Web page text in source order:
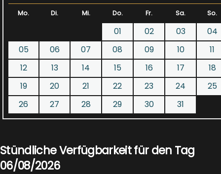
Mo. Di. Mi. Do. Fr. Sa. So.
01 02 03
04
05
06 07 08 09 10
11
12
13 14 15 16 17
18
19
20 21 22 23 24
25
26
27 28 29 30 31
Stündliche Verfügbarkeit für den Tag
06/08/2026